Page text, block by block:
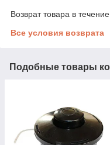
Возврат товара в
Все условия возврата
Подобные товары